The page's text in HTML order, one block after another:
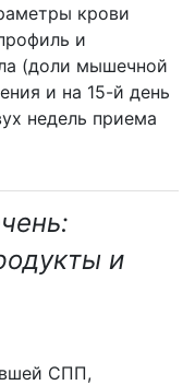
крови
и
(доли мышечной
и на 15-й день
недель приема
и
СПП,